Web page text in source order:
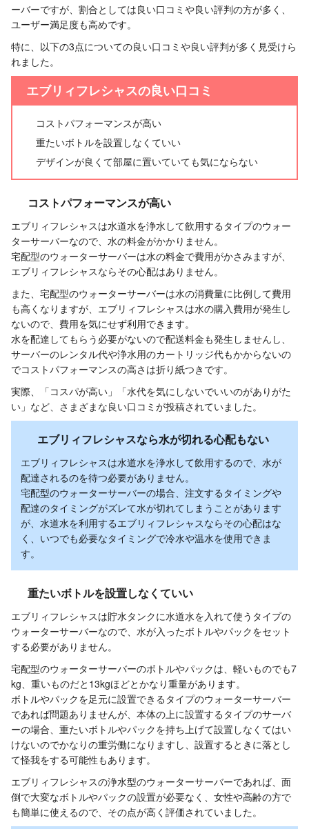
ーバーですが、割合としては良い口コミや良い評判の方が多く、
ユーザー満足度も高めです。
特に、以下の3点についての良い口コミや良い評判が多く見受けら
れました。
エブリィフレシャスの良い口コミ
コストパフォーマンスが高い
重たいボトルを設置しなくていい
デザインが良くて部屋に置いていても気にならない
コストパフォーマンスが高い
エブリィフレシャスは水道水を浄水して飲用するタイプのウォー
ターサーバーなので、水の料金がかかりません。
宅配型のウォーターサーバーは水の料金で費用がかさみますが、
エブリィフレシャスならその心配はありません。
また、宅配型のウォーターサーバーは水の消費量に比例して費用
も高くなりますが、エブリィフレシャスは水の購入費用が発生し
ないので、費用を気にせず利用できます。
水を配達してもらう必要がないので配送料金も発生しませんし、
サーバーのレンタル代や浄水用のカートリッジ代もかからないの
でコストパフォーマンスの高さは折り紙つきです。
実際、「コスパが高い」「水代を気にしないでいいのがありがた
い」など、さまざまな良い口コミが投稿されていました。
エブリィフレシャスなら水が切れる心配もない
エブリィフレシャスは水道水を浄水して飲用するので、水が
配達されるのを待つ必要がありません。
宅配型のウォーターサーバーの場合、注文するタイミングや
配達のタイミングがズレて水が切れてしまうことがあります
が、水道水を利用するエブリィフレシャスならその心配はな
く、いつでも必要なタイミングで冷水や温水を使用できま
す。
重たいボトルを設置しなくていい
エブリィフレシャスは貯水タンクに水道水を入れて使うタイプの
ウォーターサーバーなので、水が入ったボトルやパックをセット
する必要がありません。
宅配型のウォーターサーバーのボトルやパックは、軽いものでも7
kg、重いものだと13kgほどとかなり重量があります。
ボトルやパックを足元に設置できるタイプのウォーターサーバー
であれば問題ありませんが、本体の上に設置するタイプのサーバ
ーの場合、重たいボトルやパックを持ち上げて設置しなくてはい
けないのでかなりの重労働になりますし、設置するときに落とし
て怪我をする可能性もあります。
エブリィフレシャスの浄水型のウォーターサーバーであれば、面
倒で大変なボトルやパックの設置が必要なく、女性や高齢の方で
も簡単に使えるので、その点が高く評価されていました。